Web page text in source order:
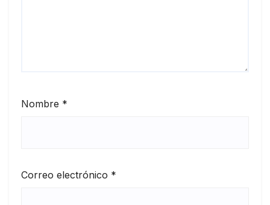
Nombre *
Correo electrónico *